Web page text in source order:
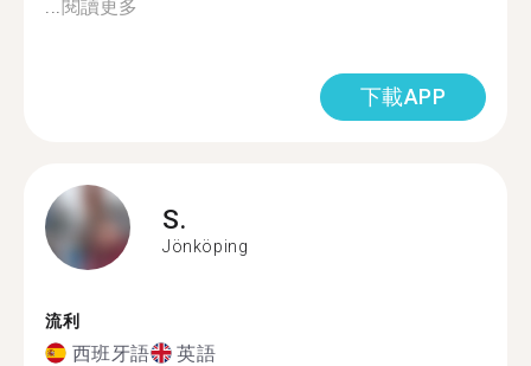
...閱讀更多
下載APP
S.
Jönköping
流利
西班牙語 英語